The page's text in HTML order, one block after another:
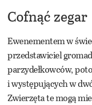
Cofnąć zegar
Ewenementem w
przedstawiciel
parzydełkowców,
i występujących w
Zwierzęta te mogą